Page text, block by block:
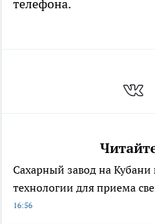
телефона.
Сахарный завод на
технологии для приема
16:56